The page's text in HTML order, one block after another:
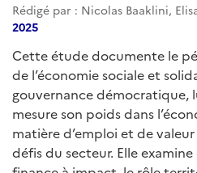
Rédigé par : Nicolas Baaklini,
2025
Cette étude documente le
de l’économie sociale et
gouvernance démocratique,
mesure son poids dans
matière d’emploi et de
défis du secteur. Elle examine